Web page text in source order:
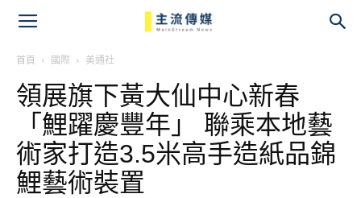
首頁 國際 美通社
領展旗下黃大仙中心新春
「鯉躍慶豐年」 聯乘本地藝
術家打造3.5米高手造紙品錦
鯉藝術裝置